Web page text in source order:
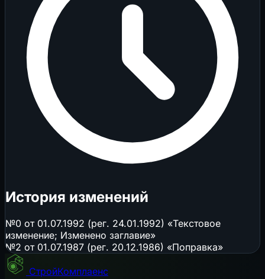
История изменений
№0 от 01.07.1992 (рег. 24.01.1992) «Текстовое
изменение; Изменено заглавие»
№2 от 01.07.1987 (рег. 20.12.1986) «Поправка»
СтройКомплаенс